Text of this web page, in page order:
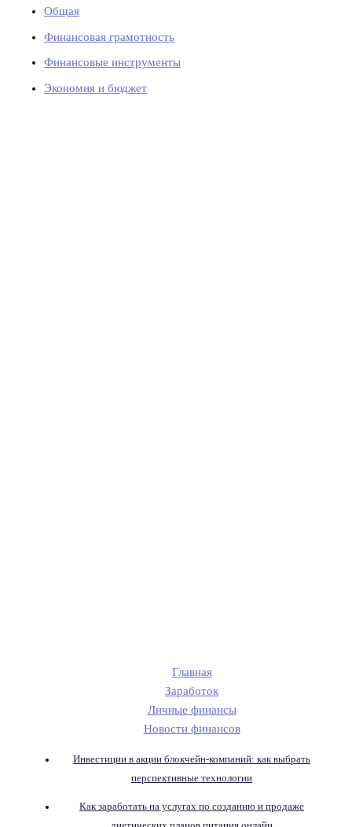
Общая
Финансовая грамотность
Финансовые инструменты
Экономия и бюджет
Главная
Заработок
Личные финансы
Новости финансов
Инвестиции в акции блокчейн-компаний: как выбрать
перспективные технологии
Как заработать на услугах по созданию и продаже